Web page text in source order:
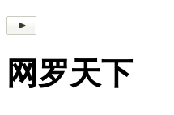
网罗天下